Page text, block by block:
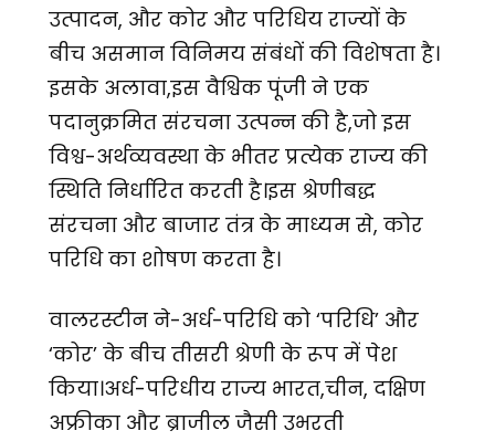
उत्पादन, और कोर और परिधिय राज्यों के
बीच असमान विनिमय संबंधों की विशेषता है।
इसके अलावा,इस वैश्विक पूंजी ने एक
पदानुक्रमित संरचना उत्पन्न की है,जो इस
विश्व-अर्थव्यवस्था के भीतर प्रत्येक राज्य की
स्थिति निर्धारित करती है।इस श्रेणीबद्ध
संरचना और बाजार तंत्र के माध्यम से, कोर
परिधि का शोषण करता है।
वालरस्टीन ने-अर्ध-परिधि को ‘परिधि’ और
‘कोर’ के बीच तीसरी श्रेणी के रूप में पेश
किया।अर्ध-परिधीय राज्य भारत,चीन, दक्षिण
अफ्रीका और ब्राजील जैसी उभरती